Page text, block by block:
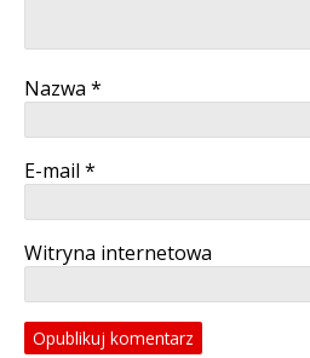
Nazwa *
E-mail *
Witryna internetowa